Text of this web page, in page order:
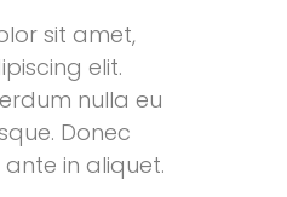
sit amet,
elit.
nulla eu
Donec
in aliquet.